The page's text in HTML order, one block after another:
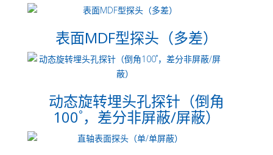
表面MDF型探头（多差）
动态旋转埋头孔探针（倒角
100˚，差分非屏蔽/屏蔽）